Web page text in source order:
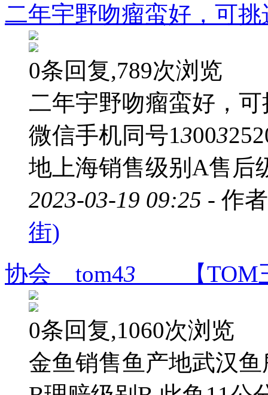
二年宇野吻瘤蛮好，可挑
0条回复,789次浏览
二年宇野吻瘤蛮好，可
微信手机同号13003
地上海销售级别A售后
2023-03-19 09:25 - 作
街)
协会 tom43 【TOM
0条回复,1060次浏览
金鱼销售鱼产地武汉